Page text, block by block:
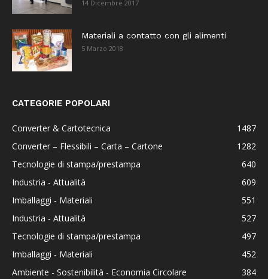
14 Dicembre 2017
Materiali a contatto con gli alimenti
5 Marzo 2018
CATEGORIE POPOLARI
Converter & Cartotecnica
1487
Converter – Flessibili – Carta – Cartone
1282
Tecnologie di stampa/prestampa
640
Industria - Attualità
609
Imballaggi - Materiali
551
Industria - Attualità
527
Tecnologie di stampa/prestampa
497
Imballaggi - Materiali
452
Ambiente - Sostenibilità - Economia Circolare
384